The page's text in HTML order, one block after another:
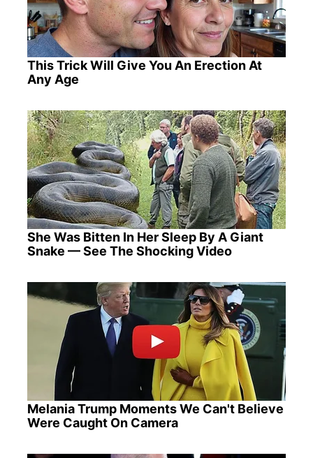
This Trick Will Give You An Erection At
Any Age
She Was Bitten In Her Sleep By A Giant
Snake — See The Shocking Video
Melania Trump Moments We Can't Believe
Were Caught On Camera